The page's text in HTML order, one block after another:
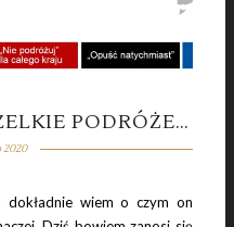
DO BOGA
PODRÓŻE…
2020
dokładnie wiem o czym on